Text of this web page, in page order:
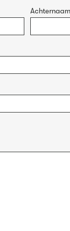
Achternaam